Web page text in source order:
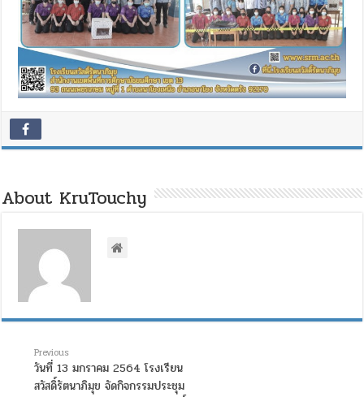
ศึกษา
2563
เพื่อ
ส่ง
เสริม
การ
ตาม
อัน
พระ
เป็น
ประมุข
ให้
นักเรียน
About KruTouchy
Previous
วันที่ 13 มกราคม 2564 โรงเรียน
สวัสดิ์รัตนาภิมุข จัดกิจกรรมประชุม